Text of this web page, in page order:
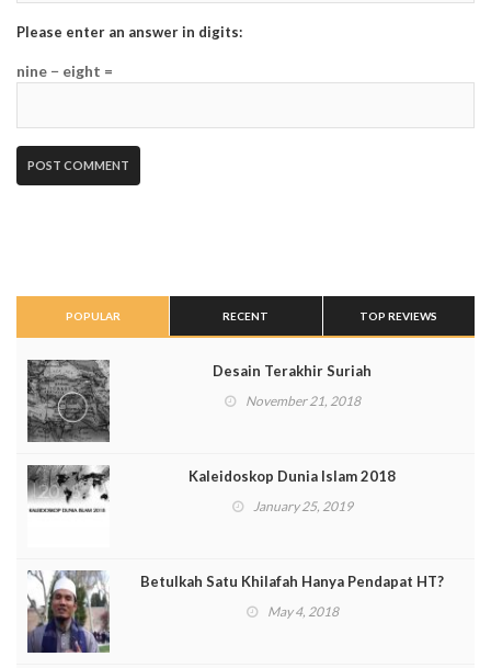
Please enter an answer in digits:
nine − eight =
POPULAR RECENT TOP REVIEWS
Desain Terakhir Suriah
November 21, 2018
Kaleidoskop Dunia Islam 2018
January 25, 2019
Betulkah Satu Khilafah Hanya Pendapat HT?
May 4, 2018